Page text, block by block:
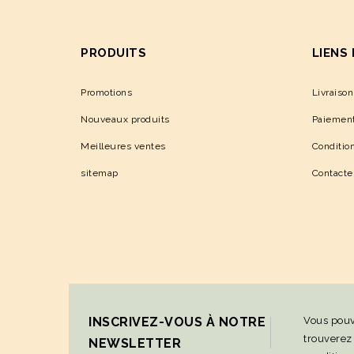
PRODUITS
Promotions
Nouveaux produits
Meilleures ventes
sitemap
LIENS
Livraison
INSCRIVEZ-VOUS À NOTRE
NEWSLETTER
Vous